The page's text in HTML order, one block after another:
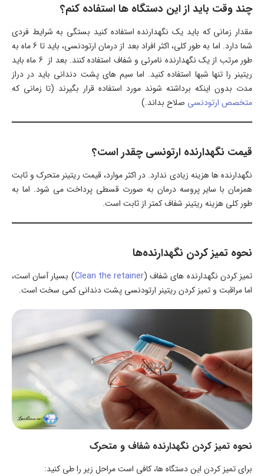
چند وقت باید از این دستگاه ها استفاده کنم؟
مقدار زمانی که باید یک نگهدارنده استفاده کنید بستگی به شرایط فردی
شما دارد. اما به طور کلی، اکثر افراد بعد از درمان ارتودنسی، باید تا 6 ماه به
طور مرتب از یک نگهدارنده نامرئی و شفاف استفاده کنند. بعد از 6 ماه باید
ریتینر را تنها شبها استفاده کنید. اما سیم های پشت دندانی باید در دراز
مدت بدون اینکه برداشته شوند مورد استفاده قرار بگیرند (تا زمانی که
متخصص ارتودنسی صلاح بداند.)
قیمت نگهدارنده ارتونسی چقدر است؟
نگهدارنده ها هزینه زیادی ندارد. در اکثر موارد، قیمت ریتینر متحرک و ثابت
همزمان با سایر پروسه درمان به صورت قسطی پرداخت می شود. اما به
طور کلی هزینه ریتینر شفاف کمتر از ثابت است.
نحوه تمیز کردن نگهدارنده‌ها
تمیز کردن نگهدارنده های شفاف (Clean the retainer) بسیار آسان است،
اما مراقبت و تمیز کردن ریتینر ارتودنسی پشت دندانی کمی سخت است.
نحوه تمیز کردن نگهدارنده شفاف و متحرک
برای تمیز کردن این دستگاه ها، کافی است مراحل زیر را طی کنید: